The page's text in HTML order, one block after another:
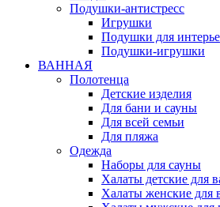
Подушки-антистресс
Игрушки
Подушки для
Подушки-игрушки
ВАННАЯ
Полотенца
Детские изделия
Для бани и сауны
Для всей семьи
Для пляжа
Одежда
Наборы для сауны
Халаты детские для
Халаты женские для